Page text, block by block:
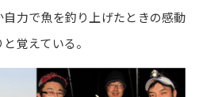
力で魚を釣り上げたときの感動
覚えている。